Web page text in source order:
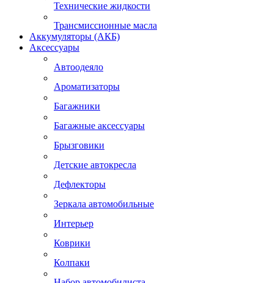
Технические жидкости
Трансмиссионные масла
Аккумуляторы (АКБ)
Аксессуары
Автоодеяло
Ароматизаторы
Багажники
Багажные аксессуары
Брызговики
Детские автокресла
Дефлекторы
Зеркала автомобильные
Интерьер
Коврики
Колпаки